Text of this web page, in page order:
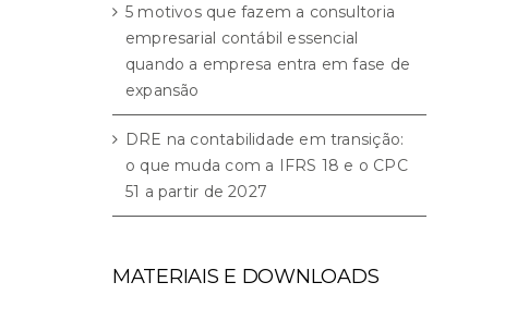
5 motivos que fazem a consultoria
empresarial contábil essencial
quando a empresa entra em fase de
expansão
DRE na contabilidade em transição:
o que muda com a IFRS 18 e o CPC
51 a partir de 2027
MATERIAIS E DOWNLOADS